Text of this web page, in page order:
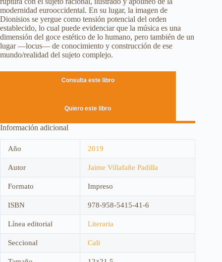
modernidad eurooccidental. En su lugar, la imagen de
Dionisios se yergue como tensión potencial del orden
establecido, lo cual puede evidenciar que la música es una
dimensión del goce estético de lo humano, pero también de un
lugar —locus— de conocimiento y construcción de ese
mundo/realidad del sujeto complejo.
Consulta este libro
Quiero este libro
Información adicional
Año 2019
Autor Jaime Villafañe Padilla
Formato Impreso
ISBN 978-958-5415-41-6
Línea editorial Literaria
Seccional Cali